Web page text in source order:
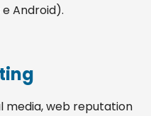
Android).
media, web reputation